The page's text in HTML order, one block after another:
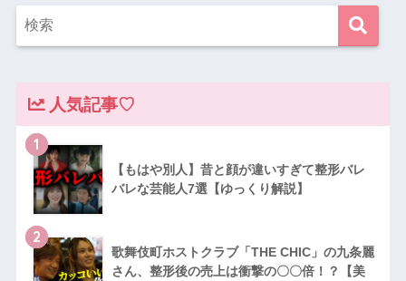
人気記事♡
1
【もはや別人】昔と顔が違いすぎて整形バレ
バレな芸能人7選【ゆっくり解説】
2
歌舞伎町ホストクラブ「THE CHIC」の九条麗
さん、整形後の売上は衝撃の〇〇倍！？【美